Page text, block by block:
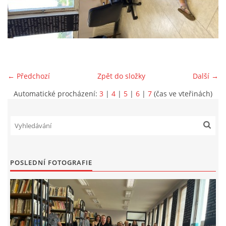
VIDEA Z DRONU
"KNIHOBUDKY"
E-KNIHY DO KAŽDÉ KNIHOVNY
GRANTY A DOTACE
← Předchozí Další →
Zpět do složky
Automatické procházení: 3 | 4 | 5 | 6 | 7 (čas ve vteřinách)
POSLEDNÍ FOTOGRAFIE